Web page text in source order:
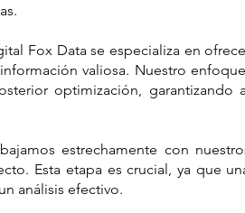
Fox Data se especializa en
valiosa. Nuestro
optimización,
estrechamente con
Esta etapa es crucial, ya que
análisis efectivo.